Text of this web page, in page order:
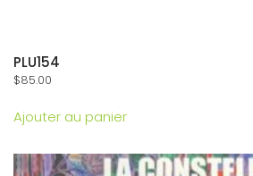
PLU154
$85.00
Ajouter au panier